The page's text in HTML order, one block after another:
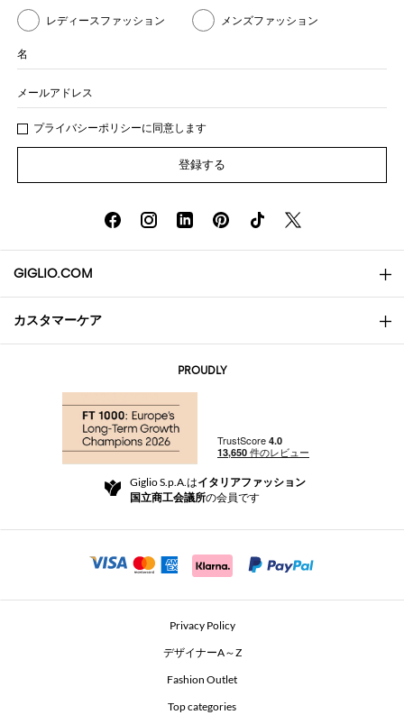
レディースファッション メンズファッション
名
メールアドレス
プライバシーポリシーに同意します
登録する
GIGLIO.COM
会社概要
Community Store
Beauty Seekers VIP Club
カスタマーケア
返品と返金
For a safe shopping experience
Security Communication
PROUDLY
Giglio S.p.A.はイタリアファッション
国立商工会議所の会員です
Privacy Policy
デザイナーA～Z
Fashion Outlet
Top categories